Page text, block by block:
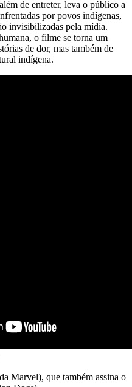
de entreter, leva o público a
por povos indígenas,
invisibilizadas pela mídia.
o filme se torna um
de dor, mas também de
indígena.
Marvel), que também assina o